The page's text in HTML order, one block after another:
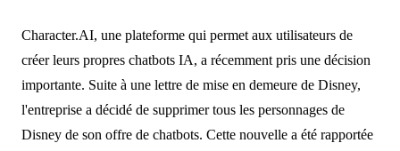
Character.AI, une plateforme qui permet aux utilisateurs de
créer leurs propres chatbots IA, a récemment pris une décision
importante. Suite à une lettre de mise en demeure de Disney,
l'entreprise a décidé de supprimer tous les personnages de
Disney de son offre de chatbots. Cette nouvelle a été rapportée